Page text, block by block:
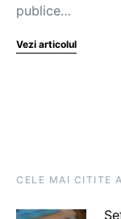
publice…
Vezi articolul
CELE MAI CITITE